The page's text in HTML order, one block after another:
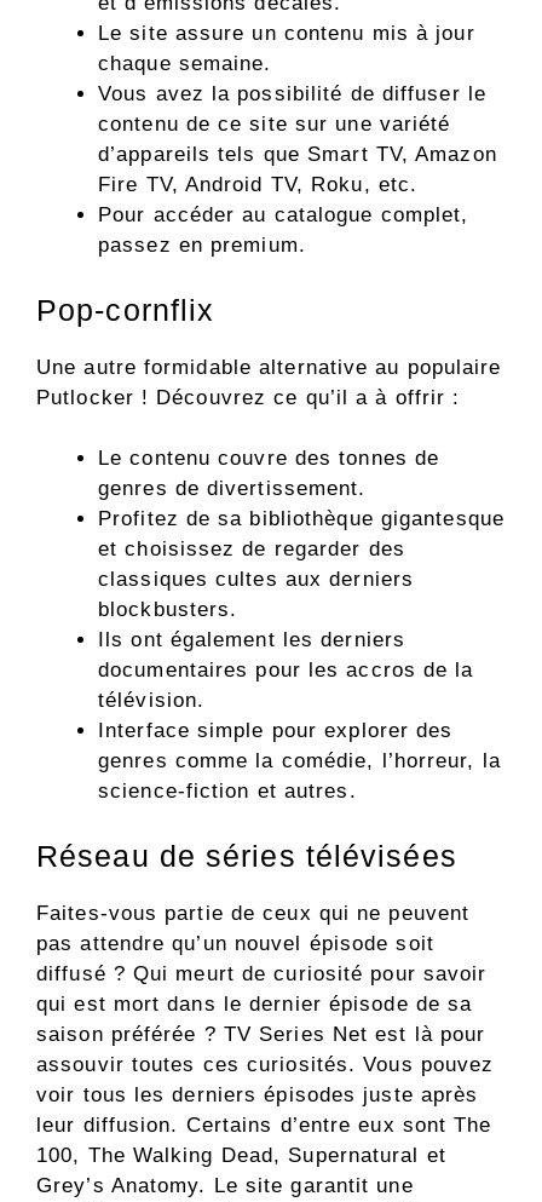
Le site assure un contenu mis à jour
chaque semaine.
Vous avez la possibilité de diffuser le
contenu de ce site sur une variété
d’appareils tels que Smart TV, Amazon
Fire TV, Android TV, Roku, etc.
Pour accéder au catalogue complet,
passez en premium.
Pop-cornflix
Une autre formidable alternative au populaire
Putlocker ! Découvrez ce qu’il a à offrir :
Le contenu couvre des tonnes de
genres de divertissement.
Profitez de sa bibliothèque gigantesque
et choisissez de regarder des
classiques cultes aux derniers
blockbusters.
Ils ont également les derniers
documentaires pour les accros de la
télévision.
Interface simple pour explorer des
genres comme la comédie, l’horreur, la
science-fiction et autres.
Réseau de séries télévisées
Faites-vous partie de ceux qui ne peuvent
pas attendre qu’un nouvel épisode soit
diffusé ? Qui meurt de curiosité pour savoir
qui est mort dans le dernier épisode de sa
saison préférée ? TV Series Net est là pour
assouvir toutes ces curiosités. Vous pouvez
voir tous les derniers épisodes juste après
leur diffusion. Certains d’entre eux sont The
100, The Walking Dead, Supernatural et
Grey’s Anatomy. Le site garantit une